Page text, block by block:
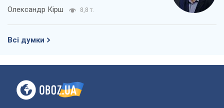
Олександр Кірш 8,8 т.
Всі думки